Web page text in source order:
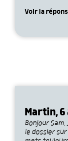
Voir la
Martin, 6
Bonjour
le dossier sur